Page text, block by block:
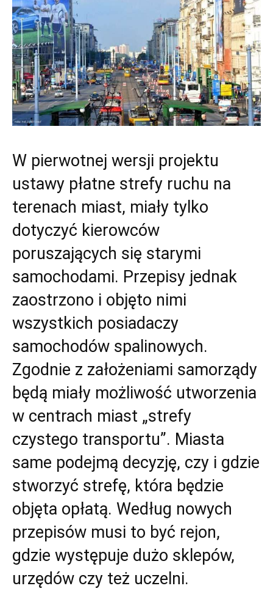
W pierwotnej wersji projektu
ustawy płatne strefy ruchu na
terenach miast, miały tylko
dotyczyć kierowców
poruszających się starymi
samochodami. Przepisy jednak
zaostrzono i objęto nimi
wszystkich posiadaczy
samochodów spalinowych.
Zgodnie z założeniami samorządy
będą miały możliwość utworzenia
w centrach miast „strefy
czystego transportu”. Miasta
same podejmą decyzję, czy i gdzie
stworzyć strefę, która będzie
objęta opłatą. Według nowych
przepisów musi to być rejon,
gdzie występuje dużo sklepów,
urzędów czy też uczelni.